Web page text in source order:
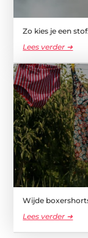
Zo kies je een
Lees verder ➜
Wijde
Lees verder ➜